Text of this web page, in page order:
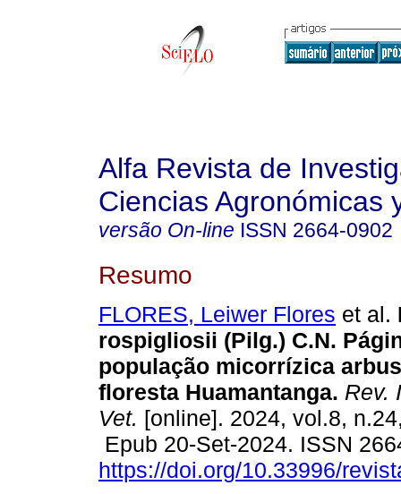
Alfa Revista de
Ciencias Agronómicas
versão On-line ISSN 2664-0902
Resumo
FLORES, Leiwer Flores et al.
rospigliosii (Pilg.) C.N.
população micorrízica
floresta Huamantanga. Rev.
Vet. [online]. 2024, vol.8,
Epub 20-Set-2024. ISSN
https://doi.org/10.33996/